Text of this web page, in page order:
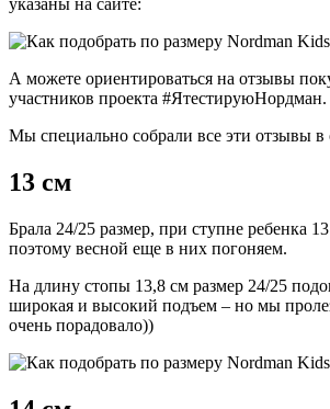
А можете ориентироваться на отзывы
участников проекта #ЯтестируюНордман.
Мы специально собрали все эти отзывы в
13 см
Брала 24/25 размер, при ступне ребенка 13
поэтому весной еще в них погоняем.
На длину стопы 13,8 см размер 24/25
широкая и высокий подъем – но мы
очень порадовало))